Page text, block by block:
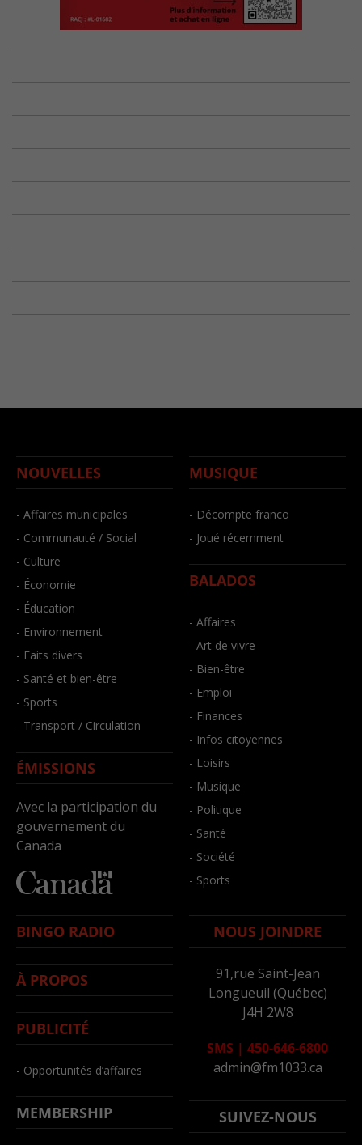
NOUVELLES
- Affaires municipales
- Communauté / Social
- Culture
- Économie
- Éducation
- Environnement
- Faits divers
- Santé et bien-être
- Sports
- Transport / Circulation
ÉMISSIONS
Avec la participation du
gouvernement du
Canada
MUSIQUE
- Décompte franco
- Joué récemment
BALADOS
- Affaires
- Art de vivre
- Bien-être
- Emploi
- Finances
- Infos citoyennes
- Loisirs
- Musique
- Politique
- Santé
- Société
- Sports
BINGO RADIO
À PROPOS
PUBLICITÉ
- Opportunités d’affaires
MEMBERSHIP
NOUS JOINDRE
91,rue Saint-Jean
Longueuil (Québec)
J4H 2W8
SMS | 450-646-6800
admin@fm1033.ca
SUIVEZ-NOUS